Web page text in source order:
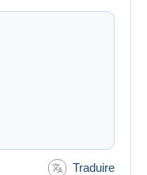
Traduire